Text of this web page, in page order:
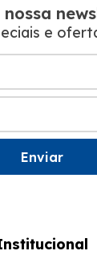
e
Enviar